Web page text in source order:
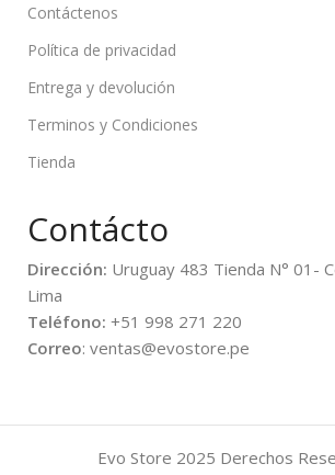
Contáctenos
Política de privacidad
Entrega y devolución
Terminos y Condiciones
Tienda
Contácto
Dirección: Uruguay 483 Tienda N° 01-
Lima
Teléfono: +51 998 271 220
Correo: ventas@evostore.pe
Evo Store 2025 Derechos